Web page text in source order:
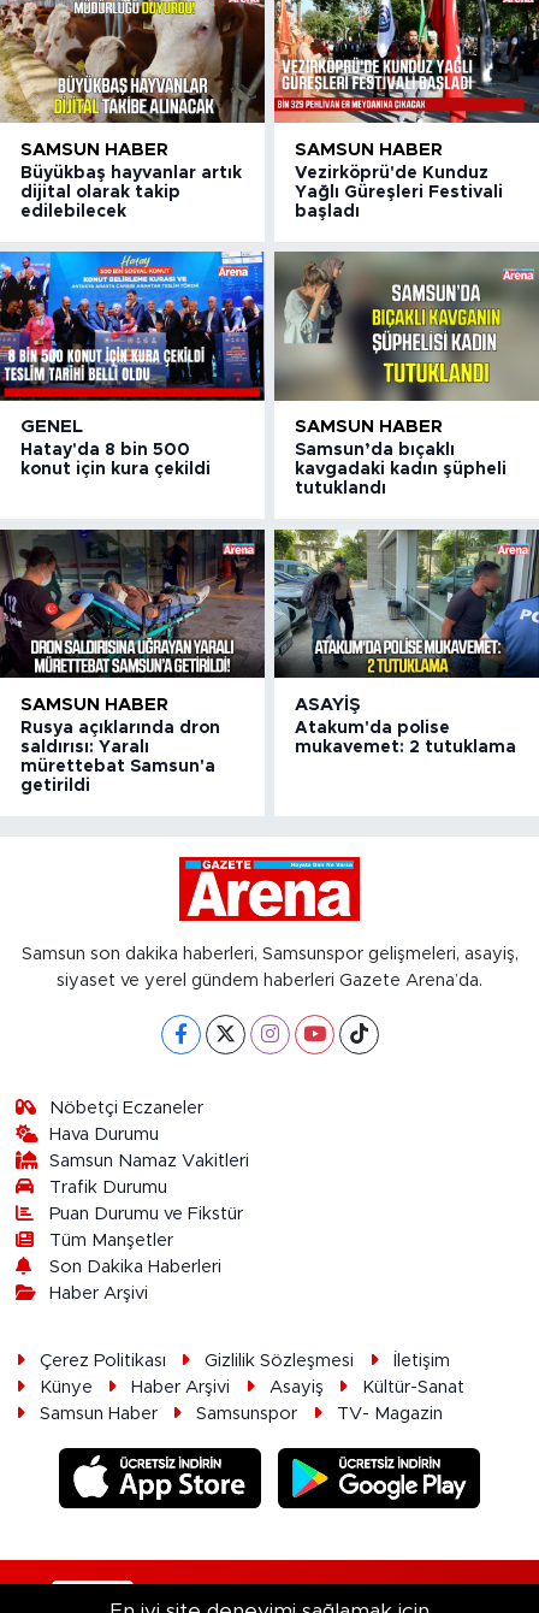
SAMSUN HABER
Büyükbaş hayvanlar artık
dijital olarak takip
edilebilecek
SAMSUN HABER
Vezirköprü'de Kunduz
Yağlı Güreşleri Festivali
başladı
GENEL
Hatay'da 8 bin 500
konut için kura çekildi
SAMSUN HABER
Samsun’da bıçaklı
kavgadaki kadın şüpheli
tutuklandı
SAMSUN HABER
Rusya açıklarında dron
saldırısı: Yaralı
mürettebat Samsun'a
getirildi
ASAYIŞ
Atakum'da polise
mukavemet: 2 tutuklama
Samsun son dakika haberleri, Samsunspor gelişmeleri, asayiş,
siyaset ve yerel gündem haberleri Gazete Arena’da.
Nöbetçi Eczaneler
Hava Durumu
Samsun Namaz Vakitleri
Trafik Durumu
Puan Durumu ve Fikstür
Tüm Manşetler
Son Dakika Haberleri
Haber Arşivi
Çerez Politikası Gizlilik Sözleşmesi
İletişim
Künye
Haber Arşivi Asayiş
Kültür-Sanat
Samsun Haber
Samsunspor TV- Magazin